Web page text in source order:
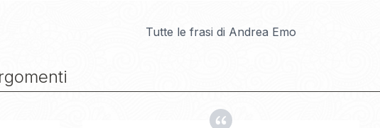
Tutte le frasi di Andrea Emo